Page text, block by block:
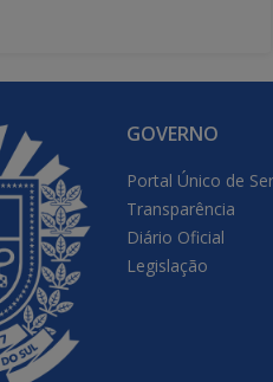
GOVERNO
Portal Único de
Transparência
Diário Oficial
Legislação